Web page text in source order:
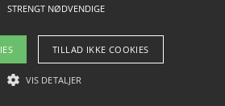
Blog Betingelser
STRENGT NØDVENDIGE
TILLAD IKKE COOKIES
VIS DETALJER